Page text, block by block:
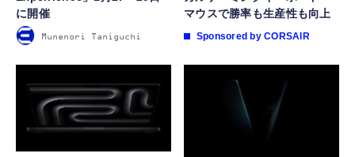
に開催
Munenori Taniguchi
マウスで勝率も生産性も向上
CORSAIR